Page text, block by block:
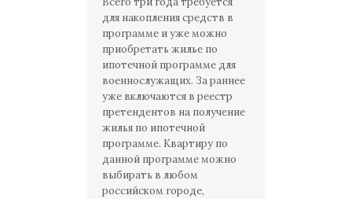
для накопления средств в
программе и уже можно
приобретать жилье по
ипотечной программе для
военнослужащих. За раннее
уже включаются в реестр
претендентов на получение
жилья по ипотечной
программе. Квартиру по
данной программе можно
выбирать в любом
российском городе,